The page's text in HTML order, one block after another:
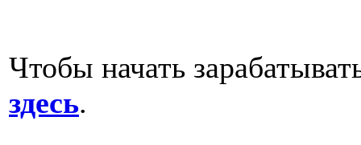
Чтобы начать
здесь.